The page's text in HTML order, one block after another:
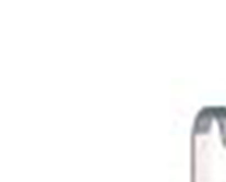
busca qualidade e
linhas retas e
de polipropileno